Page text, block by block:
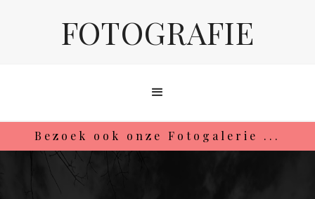
FOTOGRAFIE
Bezoek ook onze Fotogalerie ...